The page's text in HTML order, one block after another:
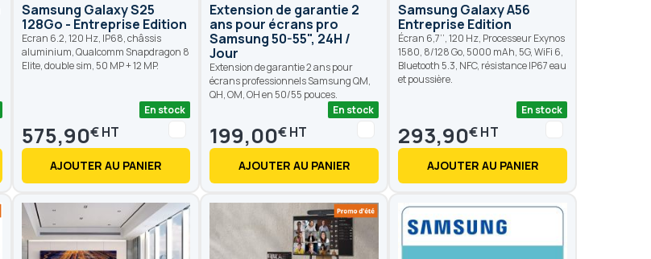
Samsung Galaxy S25
128Go - Entreprise Edition
Ecran 6.2, 120 Hz, IP68, châssis
aluminium, Qualcomm Snapdragon 8
Elite, double sim, 50 MP + 12 MP.
En stock
575,90€
AJOUTER AU PANIER
Extension de garantie 2
ans pour écrans pro
Samsung 50-55", 24H /
Jour
Extension de garantie 2 ans pour
écrans professionnels Samsung QM,
QH, OM, OH en 50/55 pouces.
En stock
199,00€
AJOUTER AU PANIER
Samsung Galaxy A56
Entreprise Edition
Écran 6,7’’, 120 Hz, Processeur Exynos
1580, 8/128 Go, 5000 mAh, 5G, WiFi 6,
Bluetooth 5.3, NFC, résistance IP67 eau
et poussière.
En stock
293,90€
AJOUTER AU PANIER